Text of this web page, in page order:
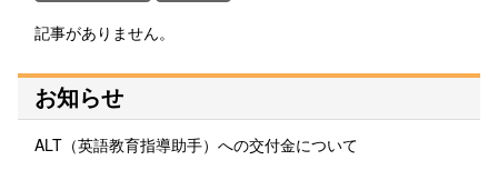
記事がありません。
お知らせ
ALT（英語教育指導助手）への交付金について